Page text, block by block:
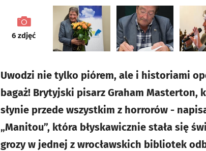
galeria
6 zdjęć
Uwodzi nie tylko piórem, ale i historiami
bagaż! Brytyjski pisarz Graham Masterton,
słynie przede wszystkim z horrorów -
„Manitou”, która błyskawicznie stała się
grozy w jednej z wrocławskich bibliotek